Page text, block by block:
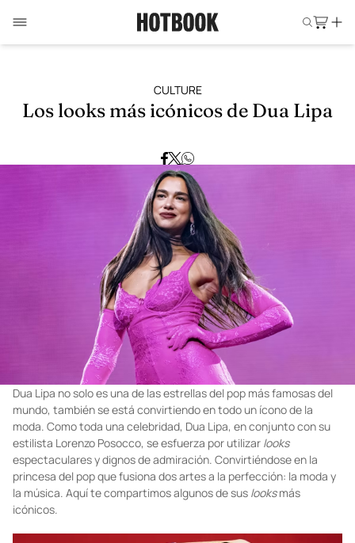
CULTURE
Dua Lipa no solo es una de las estrellas del pop más famosas del
mundo, también se está convirtiendo en todo un ícono de la
moda. Como toda una celebridad, Dua Lipa, en conjunto con su
estilista Lorenzo Posocco, se esfuerza por utilizarlooks
espectaculares y dignos de admiración. Convirtiéndose en la
princesa del pop que fusiona dos artes a la perfección: la moda y
la música. Aquí te compartimos algunos de sus
icónicos.